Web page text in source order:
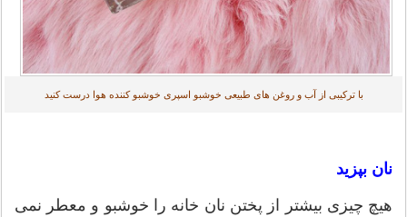
با ترکیبی از آب و روغن های طبیعی خوشبو اسپری خوشبو کننده هوا درست کنید
نان بپزید
هیچ چیزی بیشتر از پختن نان خانه را خوشبو و معطر نمی